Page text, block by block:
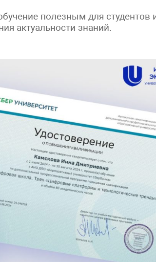
полезным для студентов
актуальности знаний.